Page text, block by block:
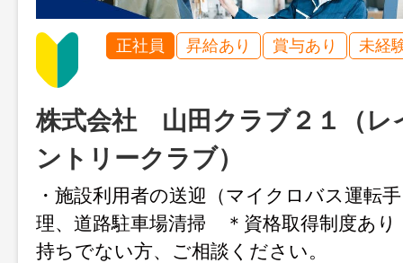
正社員 昇給あり 賞与あり 未経
株式会社 山田クラブ２１（レ
ントリークラブ）
・施設利用者の送迎（マイクロバス運転
理、道路駐車場清掃 ＊資格取得制度
持ちでない方、ご相談ください。